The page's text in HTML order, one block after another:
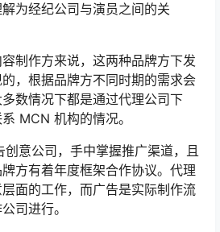
为经纪公司与演员之间的关
制作方来说，这两种品牌方下发
，根据品牌方不同时期的需求会
数情况下都是通过代理公司下
MCN 机构的情况。
创意公司，手中掌握推广渠道，且
方有着年度框架合作协议。代理
面的工作，而广告是实际制作流
司进行。